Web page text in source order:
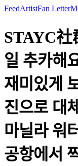
FeedArtistFan Letter
STAYC社
일 추카해
재미있게
진으로 대
마닐라 워
공항에서